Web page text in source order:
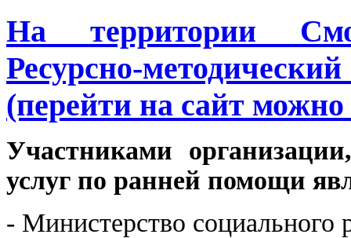
На территории
Ресурсно-
(перейти на сайт
Участниками
услуг по ранней помощи
- Министерство социального